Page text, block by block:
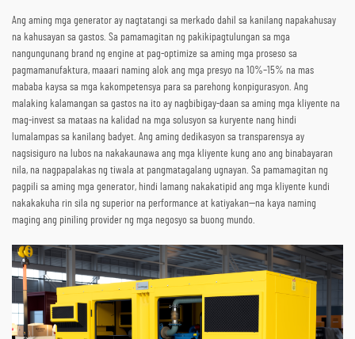
Ang aming mga generator ay nagtatangi sa merkado dahil sa kanilang napakahusay
na kahusayan sa gastos. Sa pamamagitan ng pakikipagtulungan sa mga
nangungunang brand ng engine at pag-optimize sa aming mga proseso sa
pagmamanufaktura, maaari naming alok ang mga presyo na 10%–15% na mas
mababa kaysa sa mga kakompetensya para sa parehong konpigurasyon. Ang
malaking kalamangan sa gastos na ito ay nagbibigay-daan sa aming mga kliyente na
mag-invest sa mataas na kalidad na mga solusyon sa kuryente nang hindi
lumalampas sa kanilang badyet. Ang aming dedikasyon sa transparensya ay
nagsisiguro na lubos na nakakaunawa ang mga kliyente kung ano ang binabayaran
nila, na nagpapalakas ng tiwala at pangmatagalang ugnayan. Sa pamamagitan ng
pagpili sa aming mga generator, hindi lamang nakakatipid ang mga kliyente kundi
nakakakuha rin sila ng superior na performance at katiyakan—na kaya naming
maging ang piniling provider ng mga negosyo sa buong mundo.